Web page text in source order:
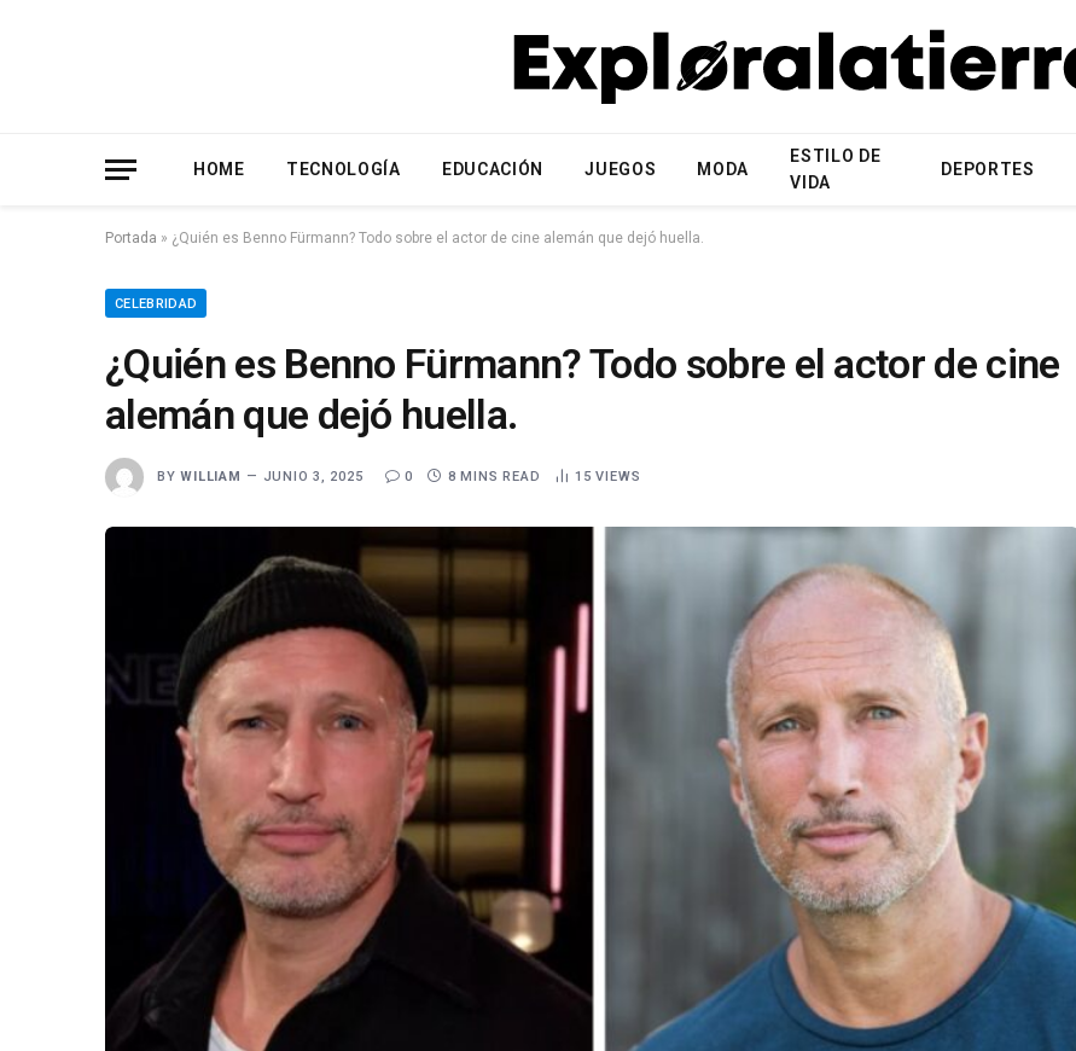
HOME TECNOLOGÍA EDUCACIÓN JUEGOS MODA
ESTILO DE
VIDA
DEPORTES
Portada » ¿Quién es Benno Fürmann? Todo sobre el actor de cine alemán que dejó huella.
CELEBRIDAD
¿Quién es Benno Fürmann? Todo sobre el actor de cine
alemán que dejó huella.
BY WILLIAM JUNIO 3, 2025 0 8 MINS READ 15VIEWS